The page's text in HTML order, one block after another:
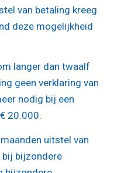
van betaling kreeg.
deze mogelijkheid
langer dan twaalf
geen verklaring van
nodig bij een
20.000.
uitstel van
bij bijzondere